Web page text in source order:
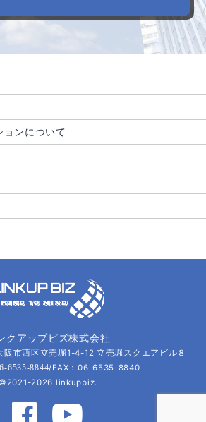
ョンについて
クアップビズ株式会社
市西区立売堀1-4-12 立売堀スクエアビル８
6535-8844/FAX：06-6535-8840
©2021-2026 linkupbiz.